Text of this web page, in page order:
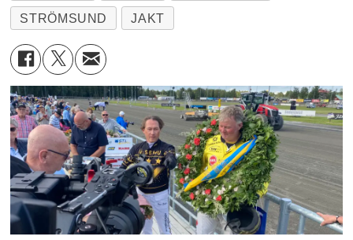
STRÖMSUND JAKT